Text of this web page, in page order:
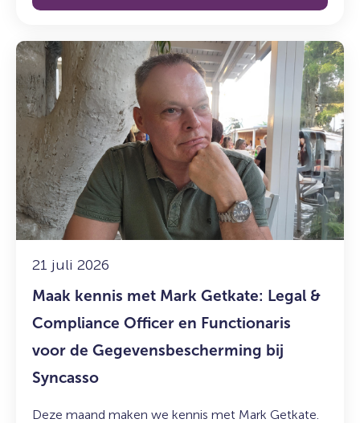
21 juli 2026
Maak kennis met Mark Getkate: Legal &
Compliance Officer en Functionaris
voor de Gegevensbescherming bij
Syncasso
Deze maand maken we kennis met Mark Getkate.
Lees
meer
over:
Maak
kennis
met
Mark
Getkate:
Legal
&
Compliance
Officer
Functionaris
voor
Gegevensbescherming